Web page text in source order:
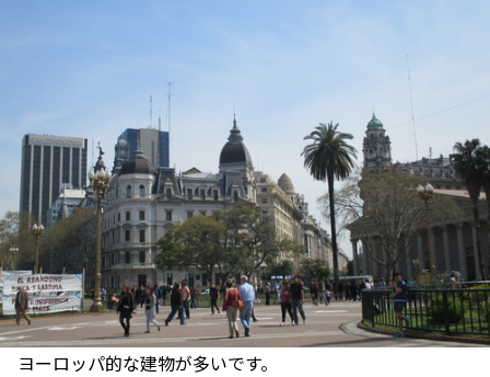
ヨーロッパ的な建物が多いです。